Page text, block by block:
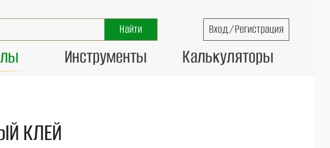
Вход/Регистрация
Инструменты Калькуляторы
КЛЕЙ